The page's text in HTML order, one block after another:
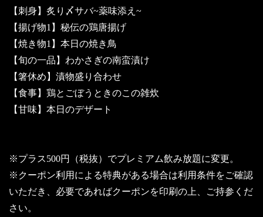
【刺身】炙り〆サバ~薬味添え~
【揚げ物1】秘伝の鶏唐揚げ
【焼き物1】本日の焼き鳥
【旬の一品】わかさぎの南蛮漬け
【箸休め】漬物盛り合わせ
【食事】鶏とごぼうときのこの雑炊
【甘味】本日のデザート
※プラス500円（税抜）でプレミアム飲み放題に変更。
※クーポン利用による特典がある場合は利用条件をご確認
いただき、必要であればクーポンを印刷の上、ご持参くだ
さい。